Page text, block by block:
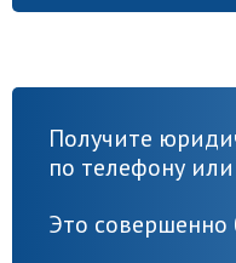
Получите
по телефону
Это совершенно